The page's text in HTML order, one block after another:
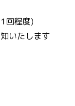
回程度)
いたします